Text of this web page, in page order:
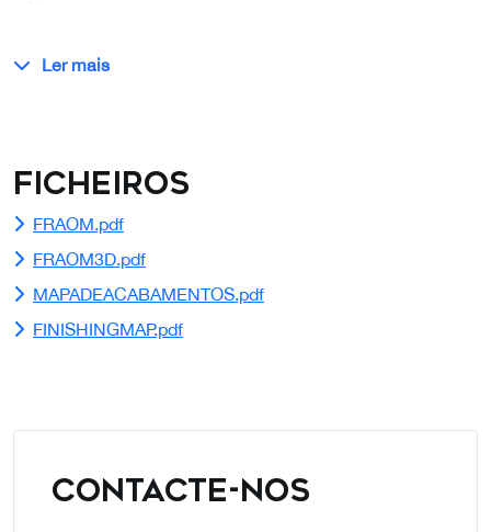
Ler mais
Ficheiros
FRAOM.pdf
FRAOM3D.pdf
MAPADEACABAMENTOS.pdf
FINISHINGMAP.pdf
CONTACTE-NOS